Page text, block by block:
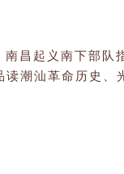
昌起义南下部队
潮汕革命历史、